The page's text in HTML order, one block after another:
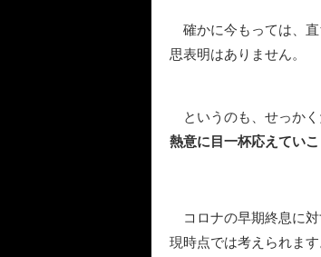
確かに今もっては、直
思表明はありません。
というのも、せっかく
熱意に目一杯応えていこ
コロナの早期終息に対
現時点では考えられます